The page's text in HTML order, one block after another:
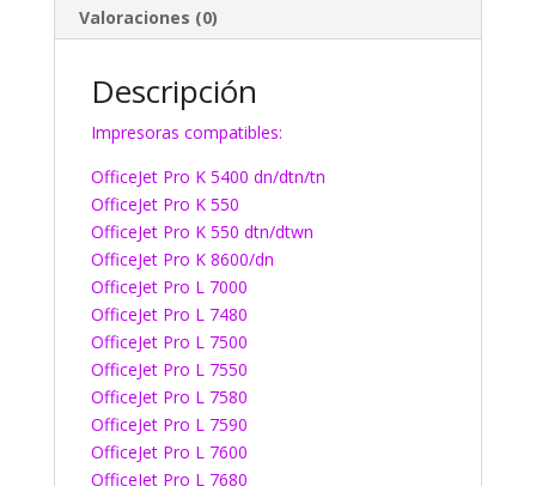
Valoraciones (0)
Descripción
Impresoras compatibles:
OfficeJet Pro K 5400 dn/dtn/tn
OfficeJet Pro K 550
OfficeJet Pro K 550 dtn/dtwn
OfficeJet Pro K 8600/dn
OfficeJet Pro L 7000
OfficeJet Pro L 7480
OfficeJet Pro L 7500
OfficeJet Pro L 7550
OfficeJet Pro L 7580
OfficeJet Pro L 7590
OfficeJet Pro L 7600
OfficeJet Pro L 7680